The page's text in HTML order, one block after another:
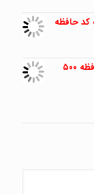
کد حافظه
برد کرکره برقی فول کانال توبلار هاپینگ کد بتا با حافظه ۵۰۰